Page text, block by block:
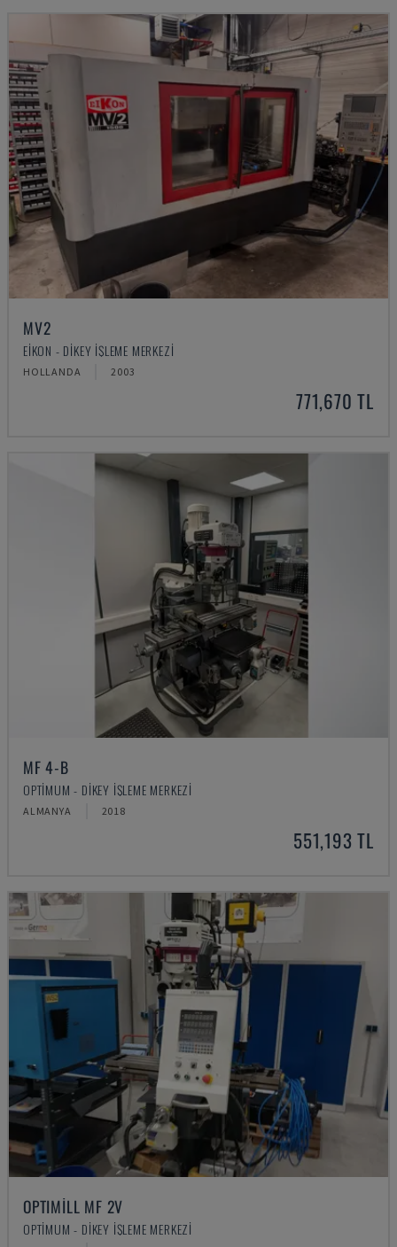
MV2
EIKON - DIKEY İŞLEME MERKEZI
HOLLANDA 2003
771,670 TL
MF 4-B
OPTIMUM - DIKEY İŞLEME MERKEZI
ALMANYA 2018
551,193 TL
OPTIMILL MF 2V
OPTIMUM - DIKEY İŞLEME MERKEZI